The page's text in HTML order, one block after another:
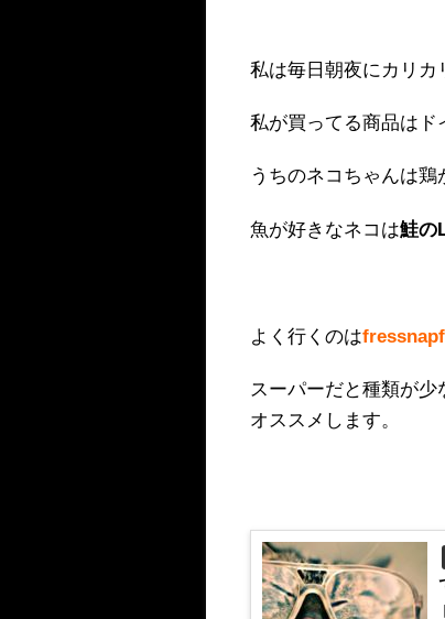
私は毎日朝夜にカリカ
私が買ってる商品はド
うちのネコちゃんは鶏
魚が好きなネコは鮭の
よく行くのはfressnapf
スーパーだと種類が
オススメします。